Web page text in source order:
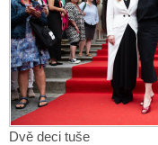
Dvě deci tuše